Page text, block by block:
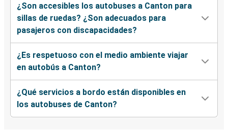
¿Son accesibles los autobuses a Canton para
sillas de ruedas? ¿Son adecuados para
pasajeros con discapacidades?
¿Es respetuoso con el medio ambiente viajar
en autobús a Canton?
¿Qué servicios a bordo están disponibles en
los autobuses de Canton?